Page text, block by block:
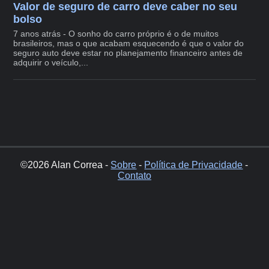
Valor de seguro de carro deve caber no seu
bolso
7 anos atrás - O sonho do carro próprio é o de muitos
brasileiros, mas o que acabam esquecendo é que o valor do
seguro auto deve estar no planejamento financeiro antes de
adquirir o veículo,...
©2026 Alan Correa - Sobre - Política de Privacidade -
Contato